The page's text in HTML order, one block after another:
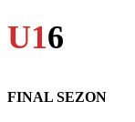
U16
FINAL SEZON